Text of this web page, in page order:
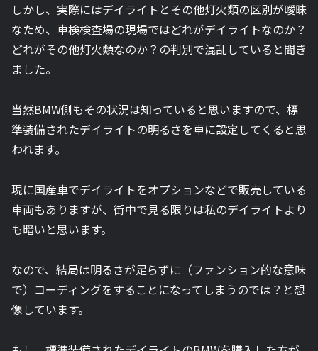
しかし、実際にはデイライトとその他灯火類の区別が曖昧
なため、車検検査場の現場ではどれがデイライトなのか？
どれがその他灯火類なのか？の判別で混乱していると聞き
ました。
当然BMW側もその状況は知っていると思いますので、標
準装備されたデイライトの明るさを車に設定してくると思
われます。
現に国産車でデイライトをオプションなどで販売している
車両もありますが、街中で見る限りは私のデイライトより
も暗いと思います。
なので、結局は明るさが足らずに（ファンション的な意味
で）コーディングをすることになってしまうのでは？と想
像しています。